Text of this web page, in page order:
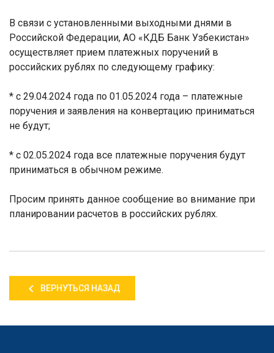
В связи с установленными выходными днями в
Российской Федерации, АО «КДБ Банк Узбекистан»
осуществляет прием платежных поручений в
российских рублях по следующему графику:
* c 29.04.2024 года по 01.05.2024 года – платежные
поручения и заявления на конвертацию приниматься
не будут;
* с 02.05.2024 года все платежные поручения будут
приниматься в обычном режиме.
Просим принять данное сообщение во внимание при
планировании расчетов в российских рублях.
ВЕРНУТЬСЯ НАЗАД